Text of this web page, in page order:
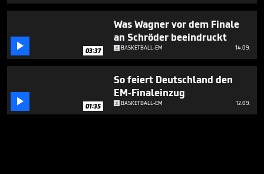
 03:37
Was Wagner vor dem Finale
an Schröder beeindruckt
BASKETBALL-EM 14.09.
 01:35
So feiert Deutschland den
EM-Finaleinzug
BASKETBALL-EM 12.09.